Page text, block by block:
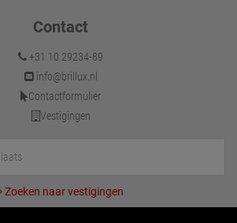
Contact
+31 10 29234-89
info@brillux.nl
Contactformulier
Vestigingen
Zoeken naar vestigingen